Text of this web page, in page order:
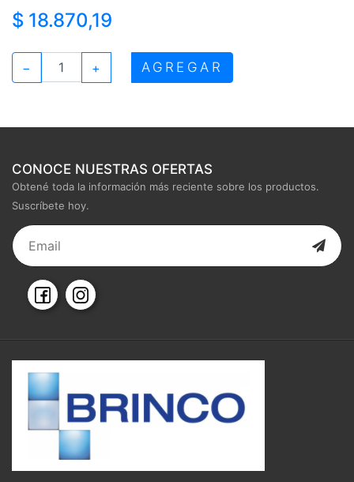
$ 18.870,19
− + AGREGAR
CONOCE NUESTRAS OFERTAS
Obtené toda la información más reciente sobre los productos.
Suscríbete hoy.